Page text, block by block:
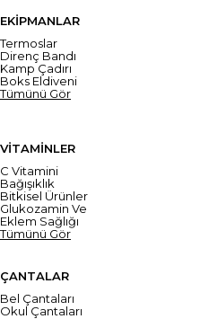
EKİPMANLAR
Termoslar
Direnç Bandı
Kamp Çadırı
Boks Eldiveni
Tümünü Gör
VİTAMİNLER
C Vitamini
Bağışıklık
Bitkisel Ürünler
Glukozamin Ve
Eklem Sağlığı
Tümünü Gör
ÇANTALAR
Bel Çantaları
Okul Çantaları